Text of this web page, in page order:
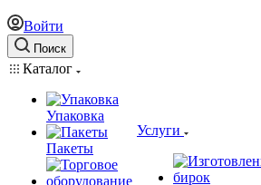
Войти
Поиск
Каталог
Упаковка
Пакеты
Услуги